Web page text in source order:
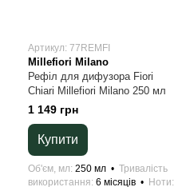
Артикул: 77REMFI
Millefiori Milano
Рефіл для дифузора Fiori
Chiari Millefiori Milano 250 мл
1 149 грн
Купити
Об'єм, мл 250 мл
Тривалість
використання 6 місяців
Ноти